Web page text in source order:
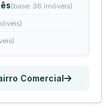
(base: 36 imóveis)
Comercial